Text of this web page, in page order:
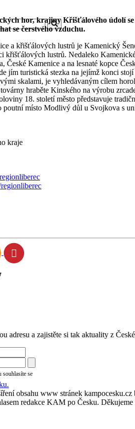
hor, krajiny Křišťálového údolí
se čerstvého vzduchu.
a křišťálových lustrů je Kamenický
křišťálových lustrů. Nedaleko
České Kamenice a na lesnaté kopce
jím turistická stezka na jejímž konci
skalami, je vyhledávaným cílem
hraběte Kinského na výrobu
18. století město představuje
poutní místo Modlivý důl u Svojkova s
kraje
adresu a zajistěte si tak aktuality z
souhlasíte se
obsahu www stránek
redakce KAM po Česku. Děkujeme